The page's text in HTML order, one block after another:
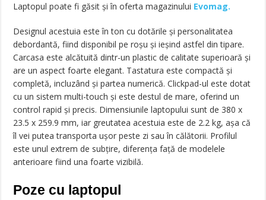
Laptopul poate fi găsit și în oferta magazinului Evomag.
Designul acestuia este în ton cu dotările și personalitatea
debordantă, fiind disponibil pe roșu și ieșind astfel din tipare.
Carcasa este alcătuită dintr-un plastic de calitate superioară și
are un aspect foarte elegant. Tastatura este compactă și
completă, incluzând și partea numerică. Clickpad-ul este dotat
cu un sistem multi-touch și este destul de mare, oferind un
control rapid și precis. Dimensiunile laptopului sunt de 380 x
23.5 x 259.9 mm, iar greutatea acestuia este de 2.2 kg, așa că
îl vei putea transporta ușor peste zi sau în călătorii. Profilul
este unul extrem de subțire, diferența față de modelele
anterioare fiind una foarte vizibilă.
Poze cu laptopul